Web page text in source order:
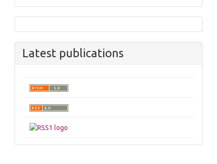
Latest publications